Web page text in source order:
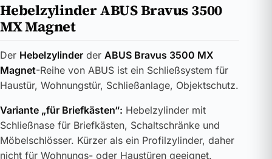
Hebelzylinder ABUS Bravus 3500
MX Magnet
Der Hebelzylinder der ABUS Bravus 3500 MX
Magnet-Reihe von ABUS ist ein Schließsystem für
Haustür, Wohnungstür, Schließanlage, Objektschutz.
Variante „für Briefkästen“: Hebelzylinder mit
Schließnase für Briefkästen, Schaltschränke und
Möbelschlösser. Kürzer als ein Profilzylinder, daher
nicht für Wohnungs- oder Haustüren geeignet.